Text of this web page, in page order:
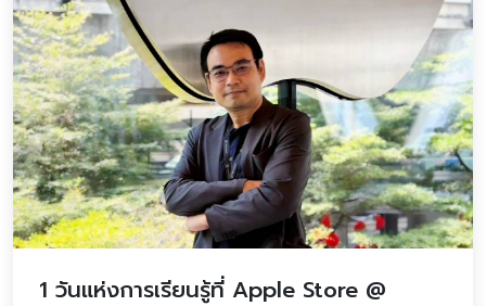
1 วันแห่งการเรียนรู้ที่ Apple Store @